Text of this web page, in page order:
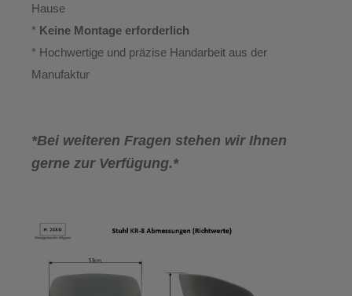
Hause
* Keine Montage erforderlich
* Hochwertige und präzise Handarbeit aus der
Manufaktur
*Bei weiteren Fragen stehen wir Ihnen
gerne zur Verfügung.*